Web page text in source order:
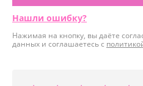
Нашли ошибку?
Нажимая на кнопку, вы даёте
данных и соглашаетесь с